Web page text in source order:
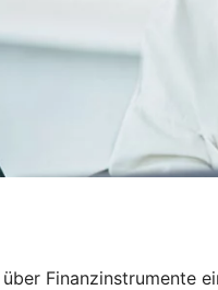
Finanzinstrumente